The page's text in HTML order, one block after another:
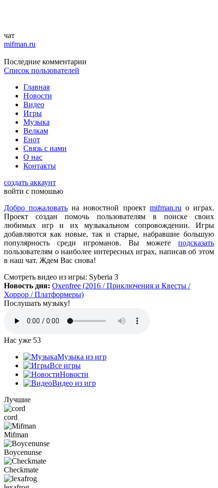
Palworld?
Checkmate:ometu
Что ты имеешь ввиду? На этом сайте игровые новости для
всех категорий людей, которые в той или иной форме
интересуются играми и геймерской индустрией в целом.
ometu:новости для женщин
Mifman:
Обновите, пожалуйста, игру Garry's Mod
Игра обновлена
lexafrog:
Обновите, пожалуйста, игру Garry's Mod. Много
обнов вышло, а на сайте старенькая...
cord: Grisha,
Да, есть такая и даже с дополнительной модификацией
StarCraft Cartooned (мультяшки).
Вот она:StarCraft Remastered
Grisha : Очень понравился сайт. Пожалуй я останусь здесь.
Есть ли игра Starcraft, но ремастер?
Mifman:
Цитата: Петрушка
добавьте скачивание моей любимой игры Escape From Tarkov!
Игра добавлена и доступна к скачиванию:
Escape From Tarkov
Петрушка
моей любимой игры Escape From Tarkov!
Checkmate:
Просто нужно зарегистрироваться и тогда будет доступен
торрент-файл. Там написано, что ссылка скрыта (убран
торрент — µ) видимо из-за того, что "наехал"
чат
mifman.ru
Последние комментарии
Список пользователей
Главная
Новости
Видео
Игры
Музыка
Велкам
Енот
Связь с нами
О нас
Контакты
создать аккаунт
войти с помошью
Добро пожаловать на новостной проект mifman.ru о играх.
Проект создан помочь пользователям в поиске своих
любимых игр и их музыкальном сопровождении. Игры
добавляются как новые, так и старые, набравшие большую
популярность среди игроманов. Вы можете подсказать
пользователям о наиболее интересных играх, написав об этом
в наш чат. Ждем Вас снова!
Смотреть видео из игры: Syberia 3
Новость дня: Oxenfree (2016 / Приключения и Квесты /
Хоррор / Платформеры)
Послушать музыку!
Нас уже 53
Музыка из игр
Все игры
Новости
Видео из игр
Лучшие
cord
Mifman
Boycenunse
Checkmate